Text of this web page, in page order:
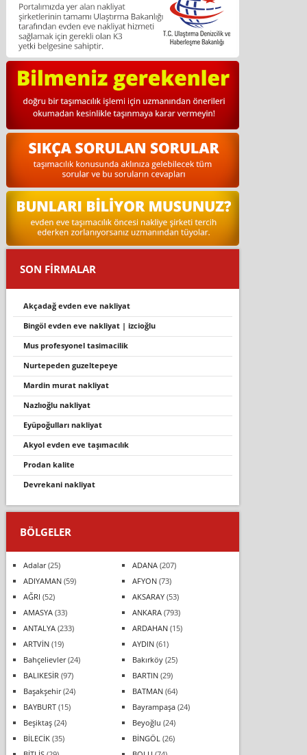
SON FİRMALAR
akçadağ evden eve nakli̇yat
bi̇ngöl evden eve nakli̇yat | i̇zci̇oğlu
mus profesyonel tasi̇maci̇li̇k
nurtepeden guzeltepeye
mardin murat nakliyat
nazlıoğlu nakliyat
eyüpoğulları nakliyat
akyol evden eve taşımacılık
prodan kalite
devrekani̇ nakli̇yat
BÖLGELER
Adalar(25) ADANA(207)
ADIYAMAN(59) AFYON(73)
AĞRI (52) AKSARAY(53)
AMASYA(33) ANKARA(793)
ANTALYA(233) ARDAHAN(15)
ARTVİN(19) AYDIN(61)
Bahçelievler(24) Bakırköy(25)
BALIKESİR (97) BARTIN(29)
Başakşehir(24) BATMAN(64)
BAYBURT(15) Bayrampaşa(24)
Beşiktaş(24) Beyoğlu (24)
BİLECİK(35) BİNGÖL (26)